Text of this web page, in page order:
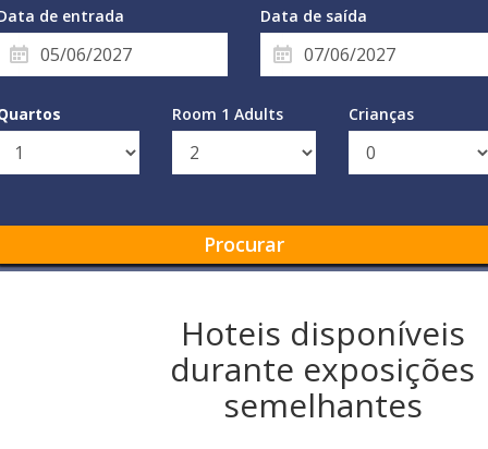
de entrada Data de saída
Room 1 Adults Crianças
Procurar
Hoteis disponíveis
durante exposições
semelhantes